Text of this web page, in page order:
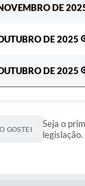
DE
DE 2025
DE 2025
GOSTEI
Seja o
legislação.